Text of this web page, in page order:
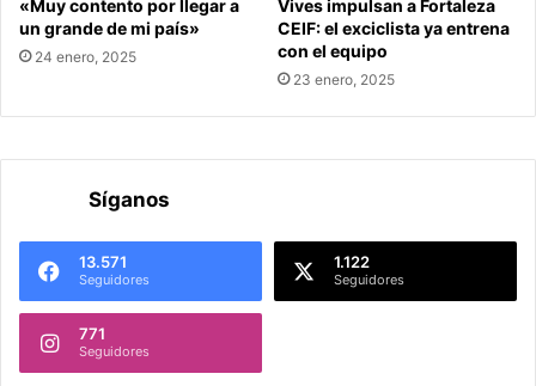
«Muy contento por llegar a
un grande de mi país»
24 enero, 2025
Vives impulsan a Fortaleza
CEIF: el exciclista ya entrena
con el equipo
23 enero, 2025
Síganos
13.571
Seguidores
1.122
Seguidores
771
Seguidores